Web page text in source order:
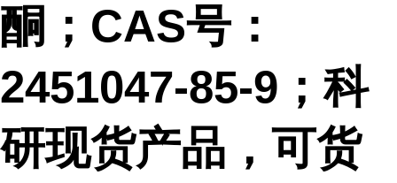
酮；CAS号：
2451047-85-9；科
研现货产品，可货